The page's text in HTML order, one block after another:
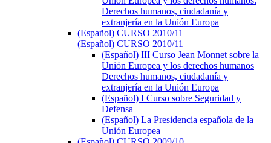
Derechos humanos, ciudadanía y
extranjería en la Unión Europa
(Español) CURSO 2010/11
(Español) CURSO 2010/11
(Español) III Curso Jean Monnet sobre la
Unión Europea y los derechos humanos
Derechos humanos, ciudadanía y
extranjería en la Unión Europa
(Español) I Curso sobre Seguridad y
Defensa
(Español) La Presidencia española de la
Unión Europea